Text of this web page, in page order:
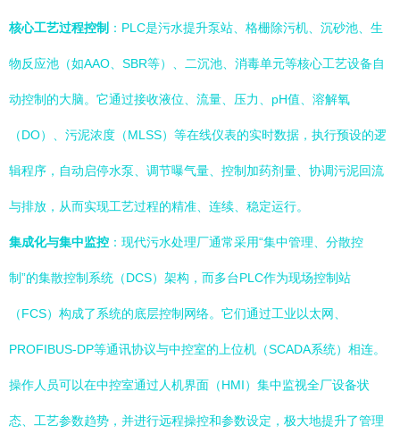
核心工艺过程控制 ：PLC是污水提升泵站、格栅除污机、沉砂池、生
物反应池（如AAO、SBR等）、二沉池、消毒单元等核心工艺设备自
动控制的大脑。它通过接收液位、流量、压力、pH值、溶解氧
（DO）、污泥浓度（MLSS）等在线仪表的实时数据，执行预设的逻
辑程序，自动启停水泵、调节曝气量、控制加药剂量、协调污泥回流
与排放，从而实现工艺过程的精准、连续、稳定运行。
集成化与集中监控 ：现代污水处理厂通常采用“集中管理、分散控
制”的集散控制系统（DCS）架构，而多台PLC作为现场控制站
（FCS）构成了系统的底层控制网络。它们通过工业以太网、
PROFIBUS-DP等通讯协议与中控室的上位机（SCADA系统）相连。
操作人员可以在中控室通过人机界面（HMI）集中监视全厂设备状
态、工艺参数趋势，并进行远程操控和参数设定，极大地提升了管理